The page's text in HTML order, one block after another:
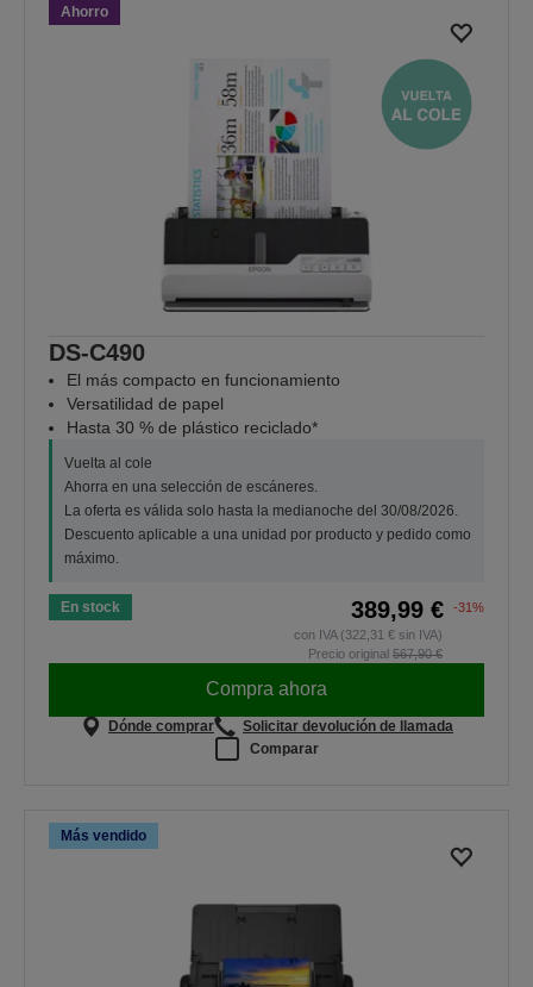
Ahorro
DS-C490
El más compacto en funcionamiento
Versatilidad de papel
Hasta 30 % de plástico reciclado*
Vuelta al cole
Ahorra en una selección de escáneres.
La oferta es válida solo hasta la medianoche del 30/08/2026.
Descuento aplicable a una unidad por producto y pedido como
máximo.
En stock 389,99 €
-31%
con IVA (322,31 € sin IVA)
Precio original 567,90 €
Compra ahora
Dónde comprar
Solicitar devolución de llamada
Comparar
Más vendido